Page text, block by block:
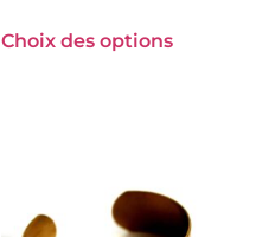
Choix des options